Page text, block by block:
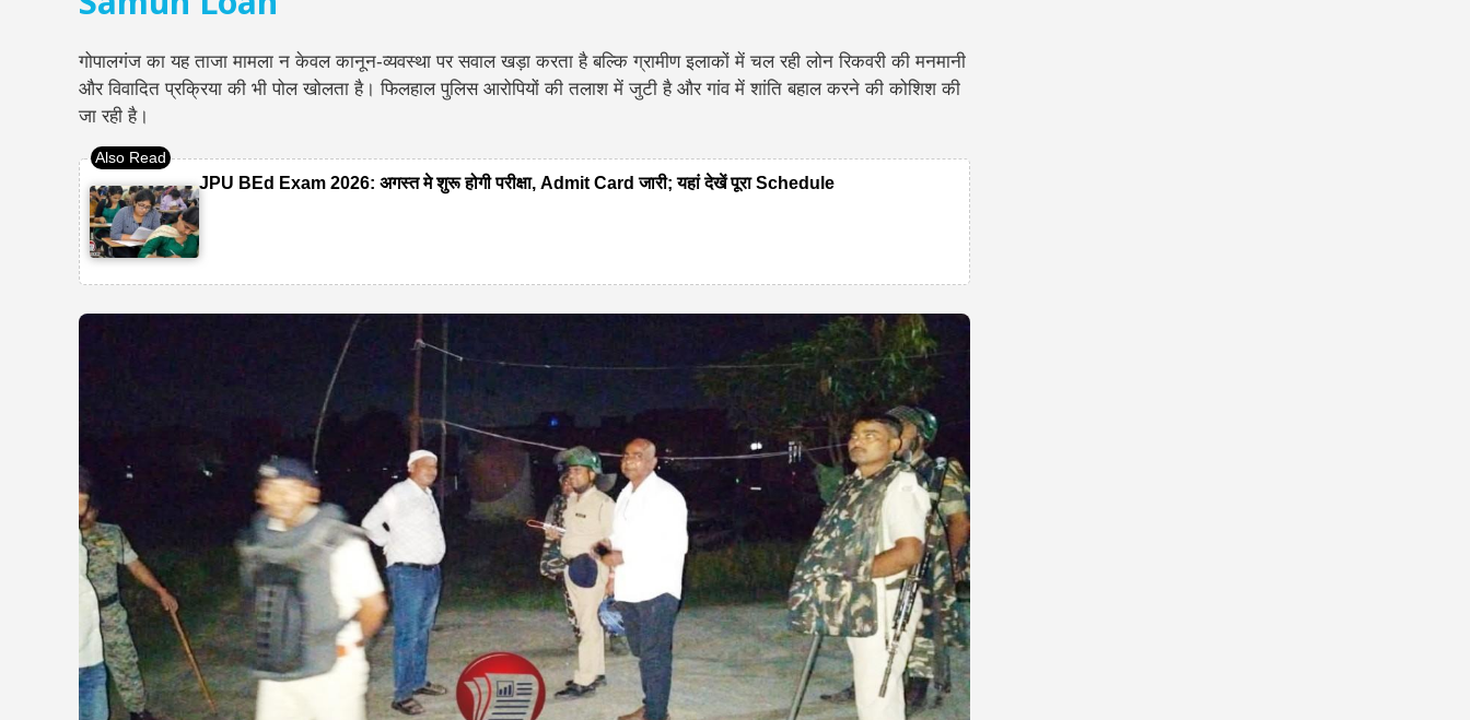
गोपालगंज का यह ताजा मामला न केवल कानून-व्यवस्था पर सवाल खड़ा करता है बल्कि ग्रामीण इलाकों में चल रही लोन रिकवरी की मनमानी
और विवादित प्रक्रिया की भी पोल खोलता है। फिलहाल पुलिस आरोपियों की तलाश में जुटी है और गांव में शांति बहाल करने की कोशिश की
जा रही है।
JPU BEd Exam 2026: अगस्त मे शुरू होगी परीक्षा, Admit Card जारी; यहां देखें पूरा Schedule